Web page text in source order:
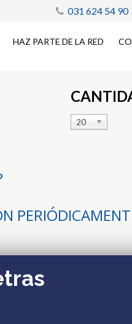
031 624 54 90
HAZ PARTE DE LA RED
20